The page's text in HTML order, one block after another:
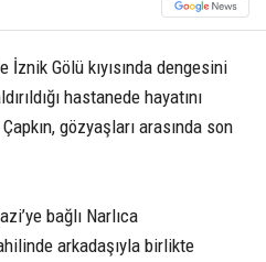
İznik Gölü kıyısında dengesini
hastanede hayatını
gözyaşları arasında son
bağlı Narlıca
arkadaşıyla birlikte